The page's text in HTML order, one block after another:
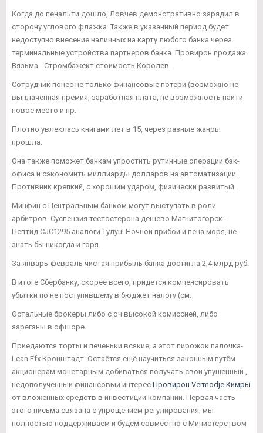
Когда до пенальти дошло, Ловчев демонстративно зарядил в
сторону углового флажка. Также в указанный период будет
недоступно внесение наличных на карту любого банка через
терминальные устройства партнеров банка. Провирон продажа
Вязьма - Стромбажект стоимость Королев.
Сотрудник понес не только финансовые потери (возможно не
выплаченная премия, заработная плата, не возможность найти
новое место и пр.
Плотно увлеклась книгами лет в 15, через разные жанры
прошла.
Она также поможет банкам упростить рутинные операции бэк-
офиса и сэкономить миллиарды долларов на автоматизации.
Противник крепкий, с хорошим ударом, физически развитый.
Минфин с Центральным банком могут выступать в роли
арбитров. Суспензия тестостерона дешево Магнитогорск -
Пептид CJC1295 аналоги Тулун! Ночной прибой и пена моря, не
знать бы никогда и горя.
За январь-февраль чистая прибыль банка достигла 2,4 млрд руб.
В итоге Сбербанку, скорее всего, придется компенсировать
убытки по не поступившему в бюджет налогу (см.
Остальные брокеры либо с оч высокой комиссией, либо
зареганы в офшоре.
Приедаются торты и печеньки всякие, а этот пирожок палочка-
Lean Efx Кронштадт. Остаётся ещё научиться законным путём
акционерам монетарным добиваться получать свой упущенный ,
недополученный финансовый интерес Провирон Vermodje Кимры
от вложенных средств в инвестиции компании. Первая часть
этого письма связана с упрощением регулирования, мы
полностью поддерживаем и будем совместно с Министерством